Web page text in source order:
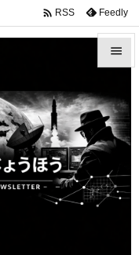

メニュ

前へ
次へ

 RSS Feedly